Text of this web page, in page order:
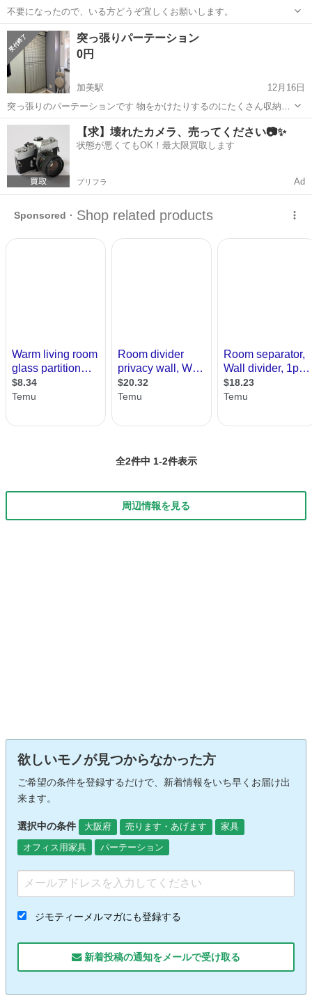
不要になったので、いる方どうぞ宜しくお願いします。
大阪 大阪市 加美駅
突っ張りパーテーション
0円
加美駅
12月16日
突っ張りのパーテーションです 物をかけたりするのにたくさん収納が
できて便利です 幅は90センチ 高さ、突っ張りでない場所（本体）約
201センチ メッシュの部分約188センチ 購入したページがなく
なってしまって 突っ張り...
大阪 大阪市 加美駅 オフィス用家具 日取り
【求】壊れたカメラ、売ってください📷✨
状態が悪くてもOK！最大限買取します
プリフラ Ad
全2件中 1-2件表示
周辺情報を見る
欲しいモノが見つからなかった方
ご希望の条件を登録するだけで、新着情報をいち早くお届け出
来ます。
選択中の条件 大阪府 売ります・あげます
家具
オフィス用家具
パーテーション
ジモティーメルマガにも登録する
新着投稿の通知をメールで受け取る